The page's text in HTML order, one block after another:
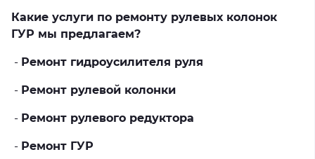
Какие услуги по ремонту рулевых колонок
ГУР мы предлагаем?
- Ремонт гидроусилителя руля
- Ремонт рулевой колонки
- Ремонт рулевого редуктора
- Ремонт ГУР